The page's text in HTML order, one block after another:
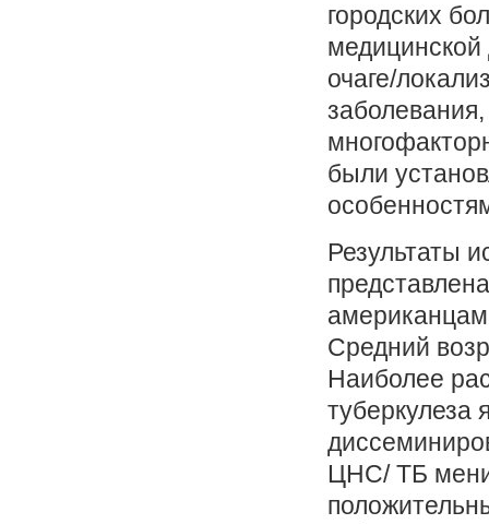
городских
очаге/
были
Результаты
Средний
Наиболее
туберкулеза
ЦНС/ ТБ